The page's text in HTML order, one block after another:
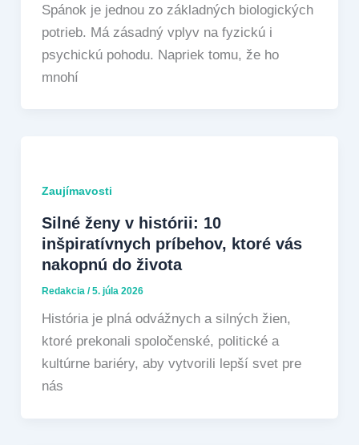
Spánok je jednou zo základných biologických
potrieb. Má zásadný vplyv na fyzickú i
psychickú pohodu. Napriek tomu, že ho
mnohí
Zaujímavosti
Silné ženy v histórii: 10
inšpiratívnych príbehov, ktoré vás
nakopnú do života
Redakcia /5. júla 2026
História je plná odvážnych a silných žien,
ktoré prekonali spoločenské, politické a
kultúrne bariéry, aby vytvorili lepší svet pre
nás